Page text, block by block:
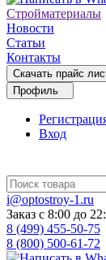
Стройматериалы
Новости
Статьи
Контакты
Скачать прайс
Профиль
Вход
i@optostroy-1.ru
Заказ с 8:00 до
8 (499) 455-50-75
8 (800) 500-61-72